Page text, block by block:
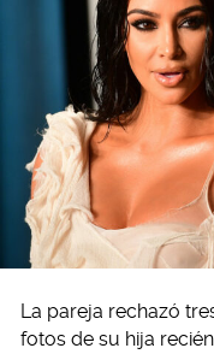
La pareja rechazó
fotos de su hija